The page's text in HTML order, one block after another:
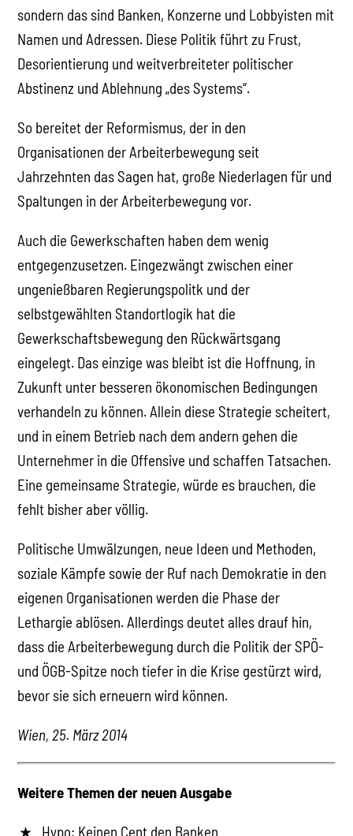
sondern das sind Banken, Konzerne und Lobbyisten mit
Namen und Adressen. Diese Politik führt zu Frust,
Desorientierung und weitverbreiteter politischer
Abstinenz und Ablehnung „des Systems“.
So bereitet der Reformismus, der in den
Organisationen der Arbeiterbewegung seit
Jahrzehnten das Sagen hat, große Niederlagen für und
Spaltungen in der Arbeiterbewegung vor.
Auch die Gewerkschaften haben dem wenig
entgegenzusetzen. Eingezwängt zwischen einer
ungenießbaren Regierungspolitk und der
selbstgewählten Standortlogik hat die
Gewerkschaftsbewegung den Rückwärtsgang
eingelegt. Das einzige was bleibt ist die Hoffnung, in
Zukunft unter besseren ökonomischen Bedingungen
verhandeln zu können. Allein diese Strategie scheitert,
und in einem Betrieb nach dem andern gehen die
Unternehmer in die Offensive und schaffen Tatsachen.
Eine gemeinsame Strategie, würde es brauchen, die
fehlt bisher aber völlig.
Politische Umwälzungen, neue Ideen und Methoden,
soziale Kämpfe sowie der Ruf nach Demokratie in den
eigenen Organisationen werden die Phase der
Lethargie ablösen. Allerdings deutet alles drauf hin,
dass die Arbeiterbewegung durch die Politik der SPÖ-
und ÖGB-Spitze noch tiefer in die Krise gestürzt wird,
bevor sie sich erneuern wird können.
Wien, 25. März 2014
Weitere Themen der neuen Ausgabe
Hypo: Keinen Cent den Banken